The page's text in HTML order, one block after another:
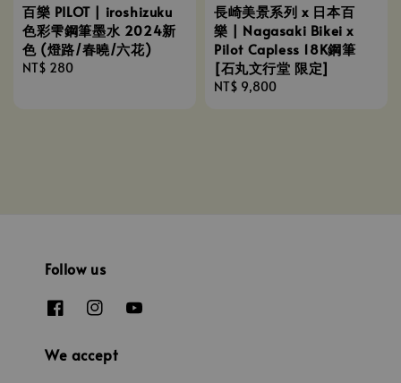
百樂 PILOT | iroshizuku
色彩雫鋼筆墨水 2024新
色 (燈路/春曉/六花)
Regular
NT$ 280
長崎美景系列 x 日本百
樂 | Nagasaki Bikei x
Pilot Capless 18K鋼筆
[石丸文行堂 限定]
Regular
NT$ 9,800
Follow us
We accept